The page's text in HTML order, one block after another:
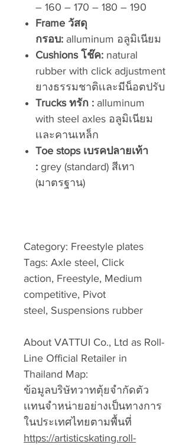
– 160 – 170 – 180 – 190
Frame วัสดุ
กรอบ: alluminum อลูมิเนียม
Cushions โช๊ค: natural
rubber with click adjustment
ยางธรรมชาติเเละมีน็อตปรับ
Trucks ทรัก : alluminum
with steel axles อลูมิเนียม
เเละคานเหล็ก
Toe stops เบรคปลายเท้า
: grey (standard) สีเทา
(มาตรฐาน)
Category: Freestyle plates
Tags: Axle steel, Click
action, Freestyle, Medium
competitive, Pivot
steel, Suspensions rubber
About VATTUI Co., Ltd as Roll-
Line Official Retailer in
Thailand Map:
ข้อมูลบริษัทวาทตุ้ยจำกัดตัว
เเทนจำหน่ายอย่างเป็นทางการ
ในประเทศไทยตามพื้นที่
https://artisticskating.roll-